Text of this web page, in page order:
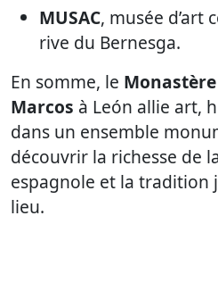
MUSAC, musée d’art
rive du Bernesga.
En somme, le
Marcos à León allie art,
dans un ensemble
découvrir la richesse de
espagnole et la tradition
lieu.